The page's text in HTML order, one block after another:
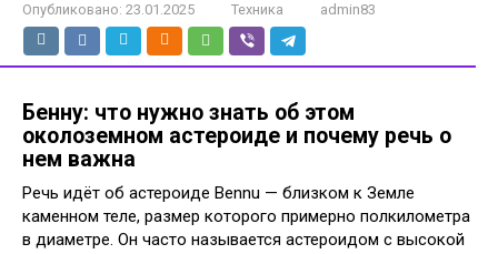
Опубликовано: 23.01.2025 Техника admin83
Бенну: что нужно знать об этом
околоземном астероиде и почему речь о
нем важна
Речь идёт об астероиде Bennu — близком к Земле
каменном теле, размер которого примерно полкилометра
в диаметре. Он часто называется астероидом с высокой